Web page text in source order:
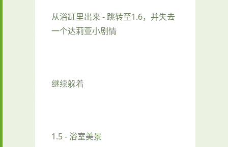
从浴缸里出来 - 跳转至1.6，并失去
一个达莉亚小剧情
继续躲着
1.5 - 浴室美景